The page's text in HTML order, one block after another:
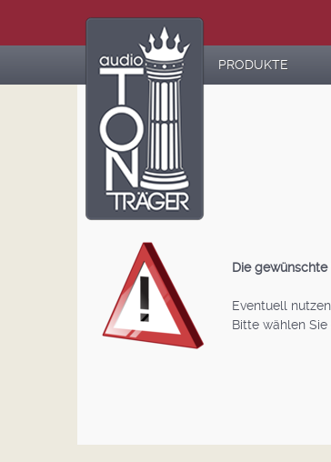
PRODUKTE
Die
Eventuell
Bitte wählen